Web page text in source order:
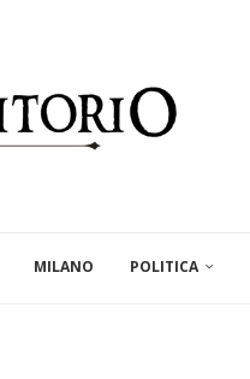
MILANO POLITICA